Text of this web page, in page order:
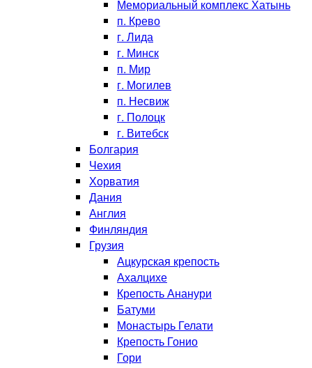
Мемориальный комплекс Хатынь
п. Крево
г. Лида
г. Минск
п. Мир
г. Могилев
п. Несвиж
г. Полоцк
г. Витебск
Болгария
Чехия
Хорватия
Дания
Англия
Финляндия
Грузия
Ацкурская крепость
Ахалцихе
Крепость Ананури
Батуми
Монастырь Гелати
Крепость Гонио
Гори